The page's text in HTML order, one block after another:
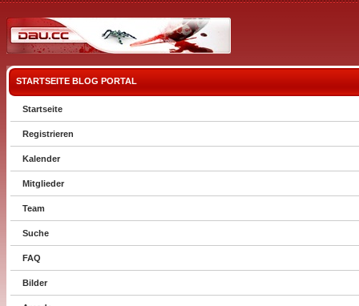
STARTSEITE BLOG PORTAL
Startseite
Registrieren
Kalender
Mitglieder
Team
Suche
FAQ
Bilder